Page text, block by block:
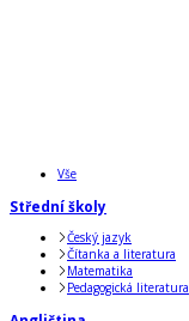
Vše
Střední školy
Český jazyk
Čítanka a literatura
Matematika
Pedagogická literatura